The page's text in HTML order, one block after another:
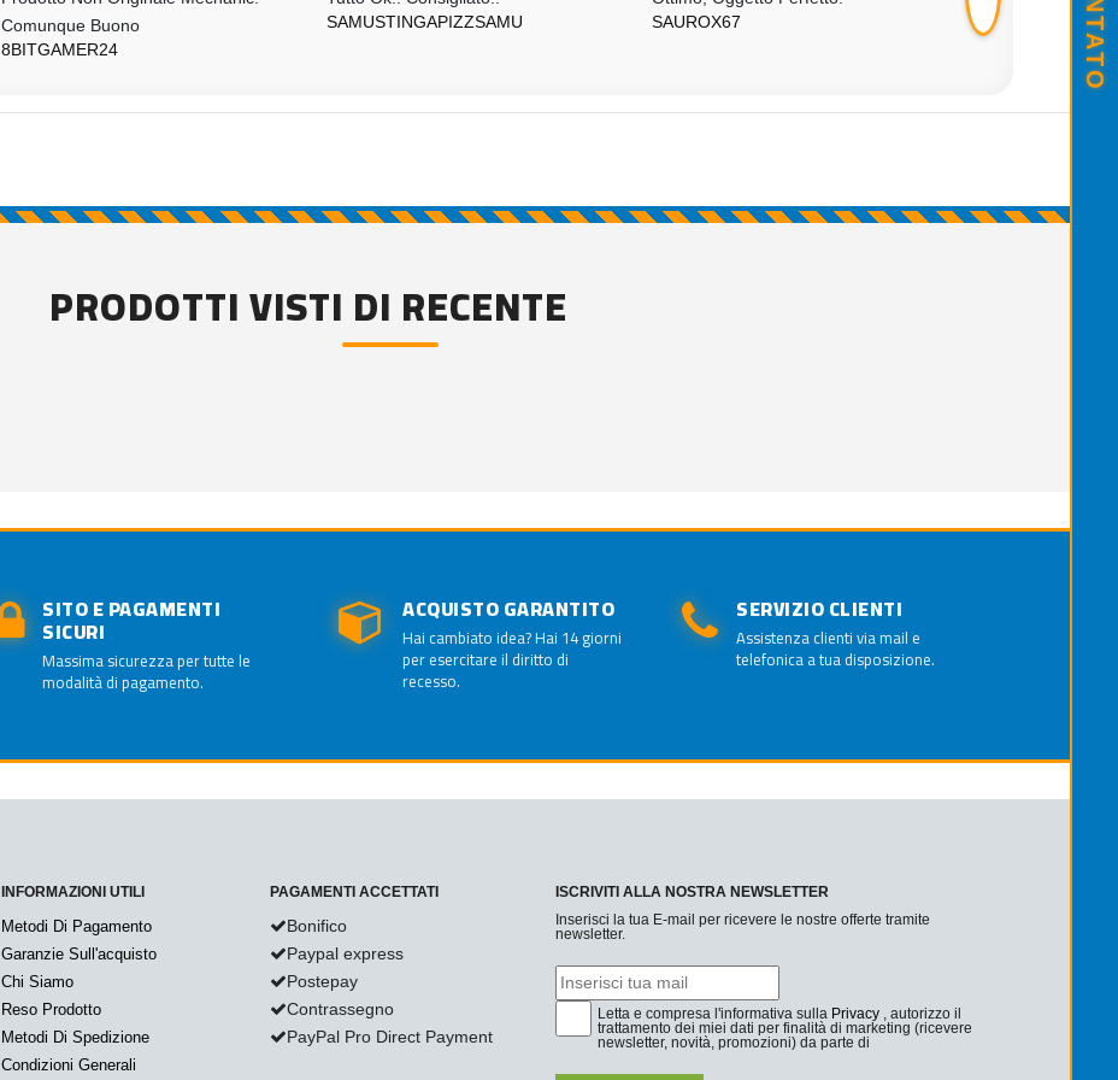
Comunque Buono
8BITGAMER24
SAMUSTINGAPIZZSAMU
SAUROX67
PRODOTTI VISTI DI RECENTE
SITO E PAGAMENTI
SICURI
Massima sicurezza per tutte le
modalità di pagamento.
ACQUISTO GARANTITO
Hai cambiato idea? Hai 14 giorni
per esercitare il diritto di
recesso.
SERVIZIO CLIENTI
Assistenza clienti via mail e
telefonica a tua disposizione.
INFORMAZIONI UTILI
Metodi Di Pagamento
Garanzie Sull'acquisto
Chi Siamo
Reso Prodotto
Metodi Di Spedizione
Condizioni Generali
PAGAMENTI ACCETTATI
Bonifico
Paypal express
Postepay
Contrassegno
PayPal Pro Direct Payment
ISCRIVITI ALLA NOSTRA NEWSLETTER
Inserisci la tua E-mail per ricevere le nostre offerte tramite
newsletter.
Letta e compresa l'informativa sulla Privacy , autorizzo il
trattamento dei miei dati per finalità di marketing (ricevere
newsletter, novità, promozioni) da parte di